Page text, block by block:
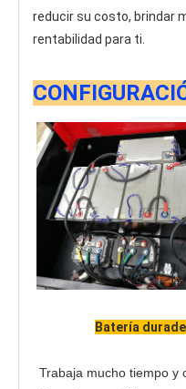
reducir su costo, brindar
rentabilidad para ti.
Batería
Trabaja mucho tiempo y